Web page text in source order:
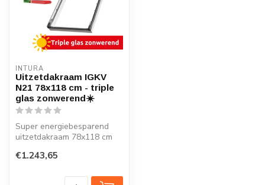
INTURA
Uitzetdakraam IGKV
N21 78x118 cm - triple
glas zonwerend☀️
Super energiebesparend
uitzetdakraam 78x118 cm
met mee...
€1.243,65